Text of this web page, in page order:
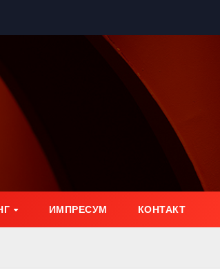
ИМПРЕСУМ КОНТАКТ